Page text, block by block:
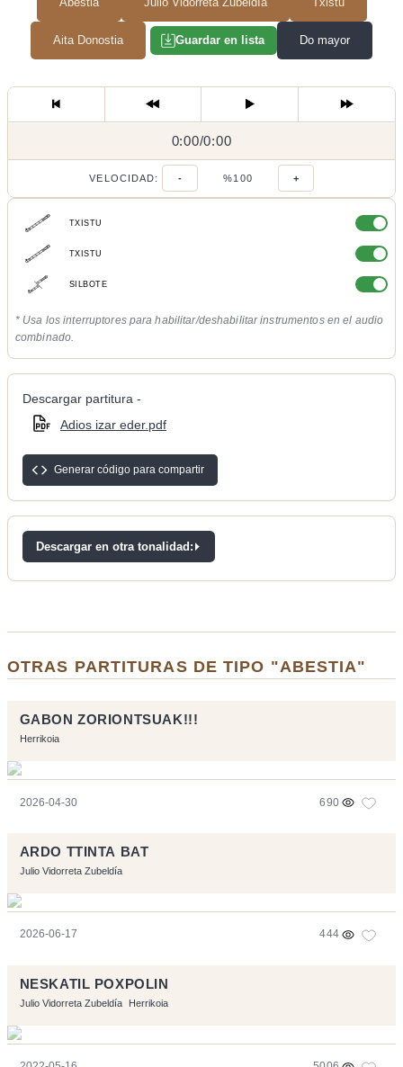
Aita Donostia Guardar en lista Do mayor
0:00/
0:00/0:00
VELOCIDAD: - %100 +
TXISTU
TXISTU
SILBOTE
* Usa los interruptores para habilitar/deshabilitar instrumentos en el audio
combinado.
Descargar partitura -
Adios izar eder.pdf
Generar código para compartir
Descargar en otra tonalidad:
OTRAS PARTITURAS DE TIPO "ABESTIA"
GABON ZORIONTSUAK!!!
Herrikoia
2026-04-30 690
ARDO TTINTA BAT
Julio Vidorreta Zubeldía
2026-06-17 444
NESKATIL POXPOLIN
Julio Vidorreta Zubeldía Herrikoia